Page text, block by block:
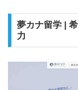
夢カナ留学 |
力